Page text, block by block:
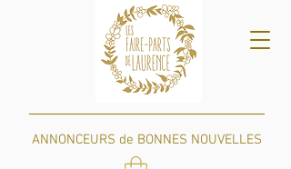
ANNONCEURS de BONNES NOUVELLES